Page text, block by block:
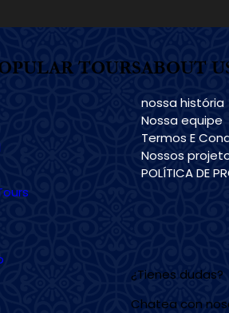
¿Tienes dudas?
Chatea con
TOURSABOUT
nossa história
Nossa equipe
Termos E
Nossos
POLÍTICA DE